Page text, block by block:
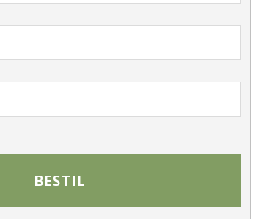
BESTIL